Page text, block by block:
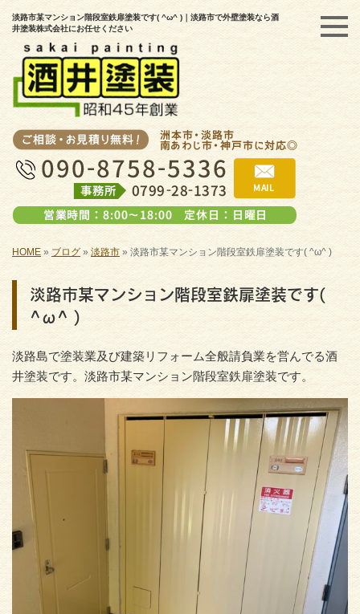
淡路市某マンション階段室鉄扉塗装です( ^ω^ )｜淡路市で外壁塗装なら酒
井塗装株式会社にお任せください
HOME » ブログ» 淡路市 » 淡路市某マンション階段室鉄扉塗装です( ^ω^ )
淡路市某マンション階段室鉄扉塗装です(
^ω^ )
淡路島で塗装業及び建築リフォーム全般請負業を営んでる酒
井塗装です。淡路市某マンション階段室鉄扉塗装です。